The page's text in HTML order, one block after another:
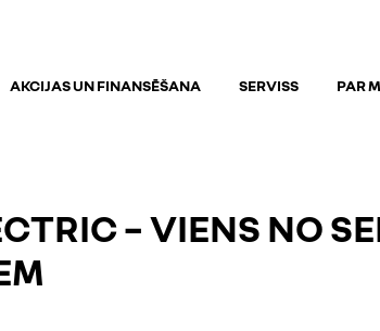
AKCIJAS UN FINANSĒŠANA SERVISS PAR
– VIENS NO